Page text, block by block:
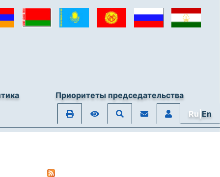
Приоритеты председательства
Ru|En